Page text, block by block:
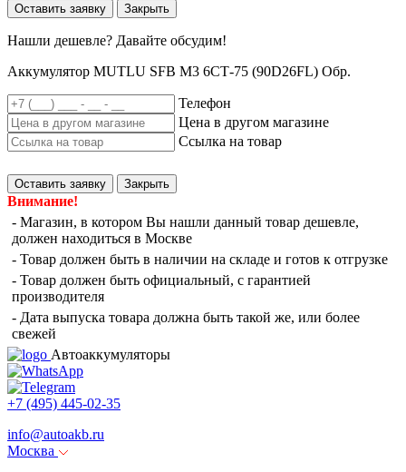
Оставить заявку Закрыть
Нашли дешевле? Давайте обсудим!
Аккумулятор MUTLU SFB M3 6СТ-75 (90D26FL) Обр.
Телефон
Цена в другом магазине
Ссылка на товар
Оставить заявку Закрыть
Внимание!
- Магазин, в котором Вы нашли данный товар дешевле,
должен находиться в Москве
- Товар должен быть в наличии на складе и готов к отгрузке
- Товар должен быть официальный, с гарантией
производителя
- Дата выпуска товара должна быть такой же, или более
свежей
Автоаккумуляторы
+7 (495) 445-02-35
info@autoakb.ru
Москва